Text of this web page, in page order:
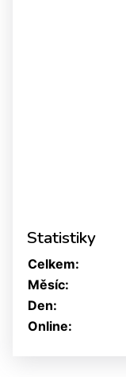
Statistiky
Online:
Celkem:
Měsíc:
Den: